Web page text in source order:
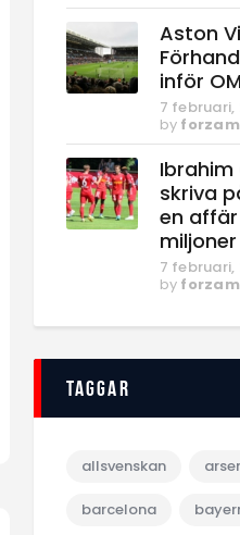
Aston
inför
7 februari,
by
skriva
en
miljoner
7 februari,
by
Taggar
allsvenskan
barcelona